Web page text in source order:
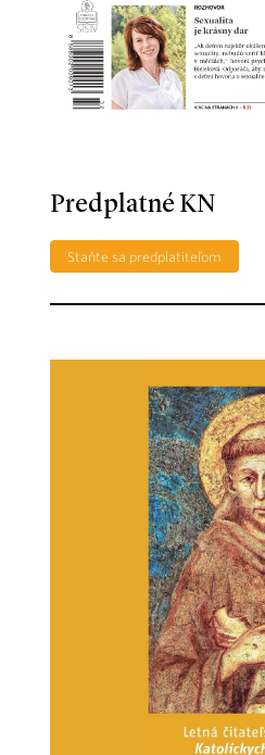
Predplatné KN
Staňte sa predplatiteľom